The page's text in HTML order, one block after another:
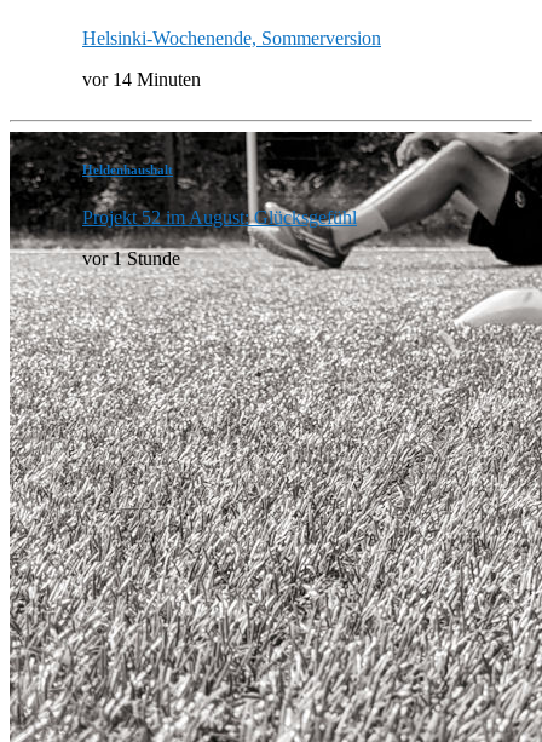
Helsinki-Wochenende, Sommerversion
vor 14 Minuten
Heldenhaushalt
Projekt 52 im August: Glücksgefühl
vor 1 Stunde